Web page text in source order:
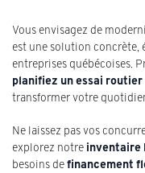
Vous envisagez de
est une solution concrète,
entreprises québécoises.
planifiez un essai routier
transformer votre
Ne laissez pas vos
explorez notre inventaire
besoins definancement